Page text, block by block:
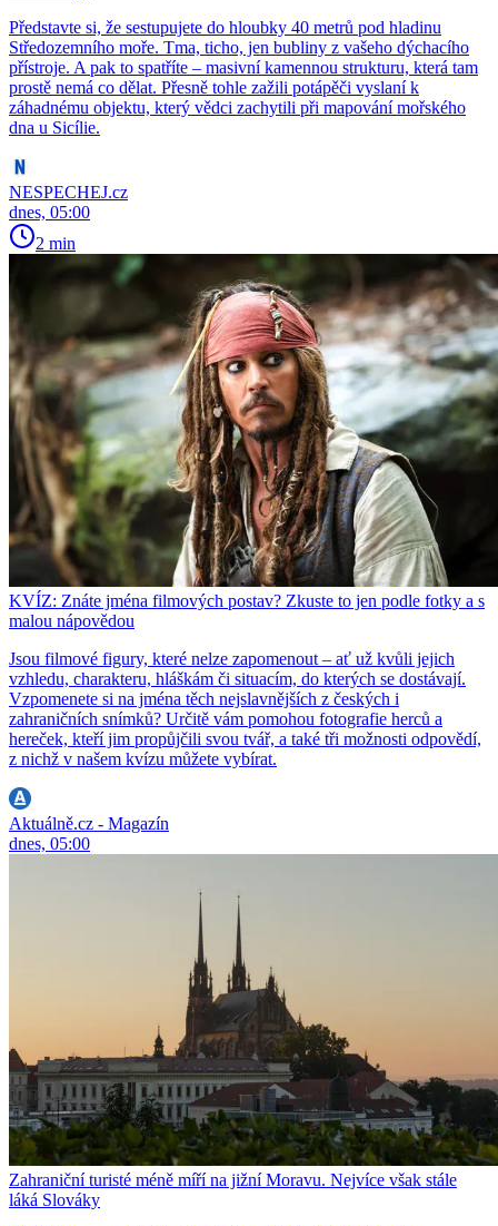
Představte si, že sestupujete do hloubky 40 metrů pod hladinu
Středozemního moře. Tma, ticho, jen bubliny z vašeho dýchacího
přístroje. A pak to spatříte – masivní kamennou strukturu, která tam
prostě nemá co dělat. Přesně tohle zažili potápěči vyslaní k
záhadnému objektu, který vědci zachytili při mapování mořského
dna u Sicílie.
NESPECHEJ.cz
dnes, 05:00
2 min
KVÍZ: Znáte jména filmových postav? Zkuste to jen podle fotky a s
malou nápovědou
Jsou filmové figury, které nelze zapomenout – ať už kvůli jejich
vzhledu, charakteru, hláškám či situacím, do kterých se dostávají.
Vzpomenete si na jména těch nejslavnějších z českých i
zahraničních snímků? Určitě vám pomohou fotografie herců a
hereček, kteří jim propůjčili svou tvář, a také tři možnosti odpovědí,
z nichž v našem kvízu můžete vybírat.
Aktuálně.cz - Magazín
dnes, 05:00
Zahraniční turisté méně míří na jižní Moravu. Nejvíce však stále
láká Slováky